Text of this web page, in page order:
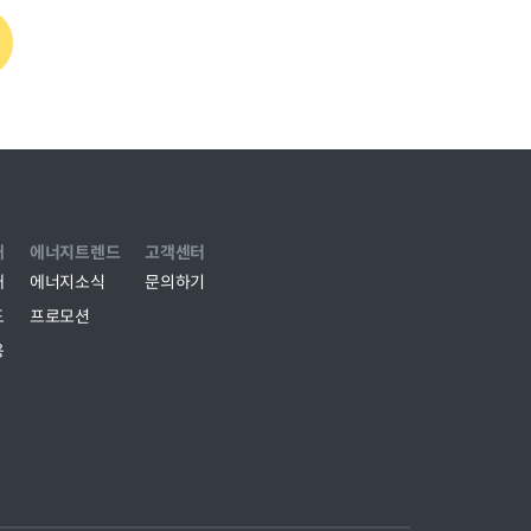
에너지트렌드
에너지소식
프로모션
고객센터
문의하기